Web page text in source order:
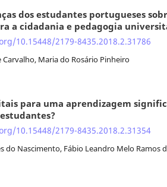
dos estudantes portugueses
a cidadania e pedagogia
10.15448/2179-8435.2018.2.31786
Carvalho, Maria do Rosário Pinheiro
para uma aprendizagem
10.15448/2179-8435.2018.2.31354
do Nascimento, Fábio Leandro Melo Ramos